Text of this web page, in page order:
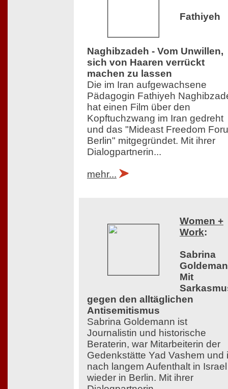
Fathiyeh
Naghibzadeh - Vom Unwillen,
sich von Haaren verrückt
machen zu lassen
Die im Iran aufgewachsene
Pädagogin Fathiyeh
hat einen Film über den
Kopftuchzwang im Iran gedreht
und das "Mideast Freedom
Berlin" mitgegründet. Mit ihrer
Dialogpartnerin...
mehr...
Women +
Work:
Sabrina
Mit
gegen den alltäglichen
Antisemitismus
Sabrina Goldemann ist
Journalistin und historische
Beraterin, war Mitarbeiterin der
Gedenkstätte Yad Vashem und
nach langem Aufenthalt in Israel
wieder in Berlin. Mit ihrer